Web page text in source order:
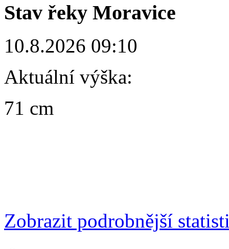
Stav řeky Moravice
10.8.2026 09:10
Aktuální výška:
71 cm
Zobrazit podrobnější